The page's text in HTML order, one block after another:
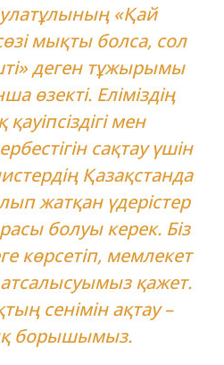
«Қай
мықты болса, сол
деген тұжырымы
өзекті. Еліміздің
мен
сақтау үшін
Қазақстанда
жатқан үдерістер
болуы керек. Біз
көрсетіп, мемлекет
атсалысуымыз қажет.
сенімін ақтау –
борышымыз.